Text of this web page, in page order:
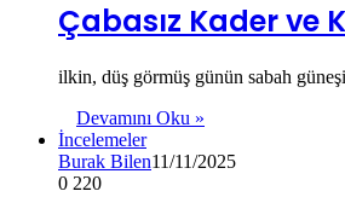
Çabasız Kader ve
ilkin, düş görmüş günün sabah
Devamını Oku »
İncelemeler
Burak Bilen11/11/2025
0 220